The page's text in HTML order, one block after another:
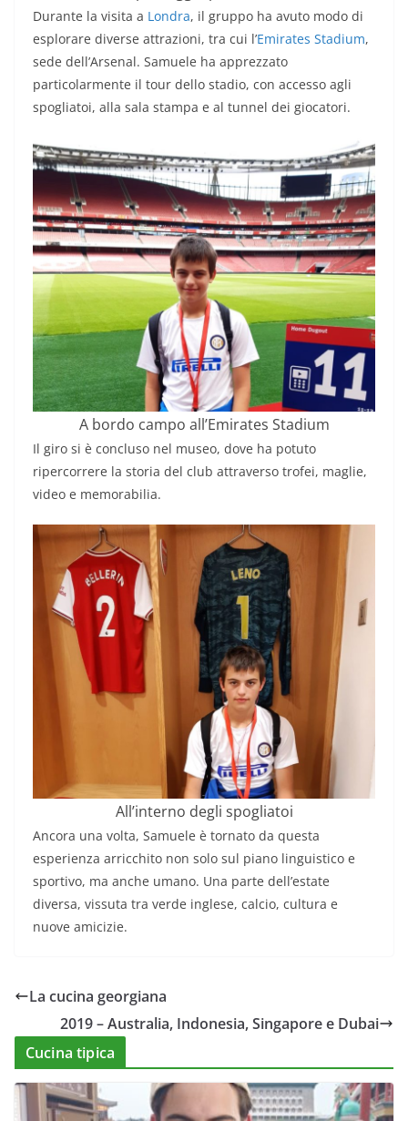
Durante la visita a Londra, il gruppo ha avuto modo di
esplorare diverse attrazioni, tra cui l’Emirates Stadium,
sede dell’Arsenal. Samuele ha apprezzato
particolarmente il tour dello stadio, con accesso agli
spogliatoi, alla sala stampa e al tunnel dei giocatori.
A bordo campo all’Emirates Stadium
Il giro si è concluso nel museo, dove ha potuto
ripercorrere la storia del club attraverso trofei, maglie,
video e memorabilia.
All’interno degli spogliatoi
Ancora una volta, Samuele è tornato da questa
esperienza arricchito non solo sul piano linguistico e
sportivo, ma anche umano. Una parte dell’estate
diversa, vissuta tra verde inglese, calcio, cultura e
nuove amicizie.
La cucina georgiana
2019 – Australia, Indonesia, Singapore e Dubai
Cucina tipica